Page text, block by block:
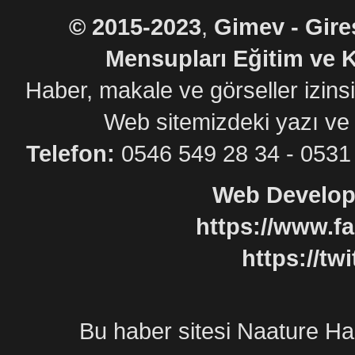
© 2015-2023, Gimev -
Mensupları Eğitim ve
Haber, makale ve görseller
Web sitemizdeki yazı
Telefon: 0546 549 28 34 -
Web
https://
https://
Bu haber sitesi Naature